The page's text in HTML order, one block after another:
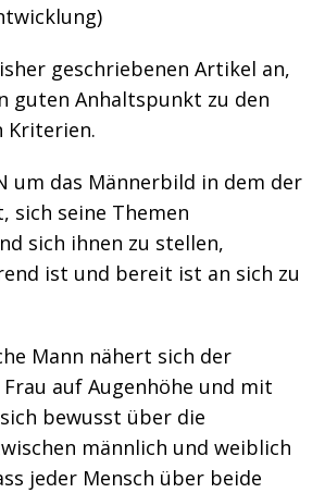
geschriebenen Artikel an,
guten Anhaltspunkt zu den
Kriterien.
um das Männerbild in dem der
sich seine Themen
sich ihnen zu stellen,
ist und bereit ist an sich zu
Mann nähert sich der
auf Augenhöhe und mit
bewusst über die
männlich und weiblich
jeder Mensch über beide